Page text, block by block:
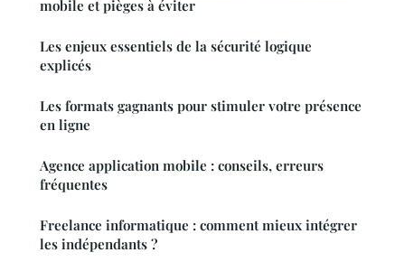
mobile et pièges à éviter
Les enjeux essentiels de la sécurité logique
explicés
Les formats gagnants pour stimuler votre présence
en ligne
Agence application mobile : conseils, erreurs
fréquentes
Freelance informatique : comment mieux intégrer
les indépendants ?